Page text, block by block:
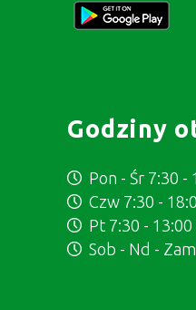
Godziny
Pon - Śr 7:30 -
Czw 7:30 -
Pt 7:30 - 13:00
Sob - Nd -